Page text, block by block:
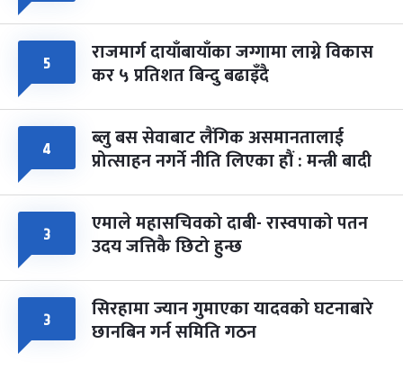
५ राजमार्ग दायाँबायाँका जग्गामा लाग्ने विकास
कर ५ प्रतिशत बिन्दु बढाइँदै
४ ब्लु बस सेवाबाट लैंगिक असमानतालाई
प्रोत्साहन नगर्ने नीति लिएका हौं : मन्त्री बादी
३ एमाले महासचिवको दाबी- रास्वपाको पतन
उदय जत्तिकै छिटो हुन्छ
३ सिरहामा ज्यान गुमाएका यादवको घटनाबारे
छानबिन गर्न समिति गठन